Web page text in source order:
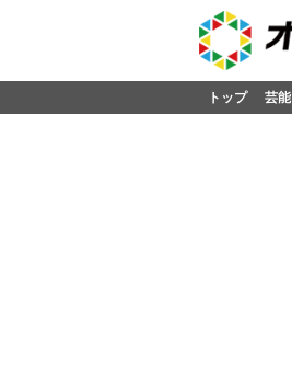
トップ 芸能